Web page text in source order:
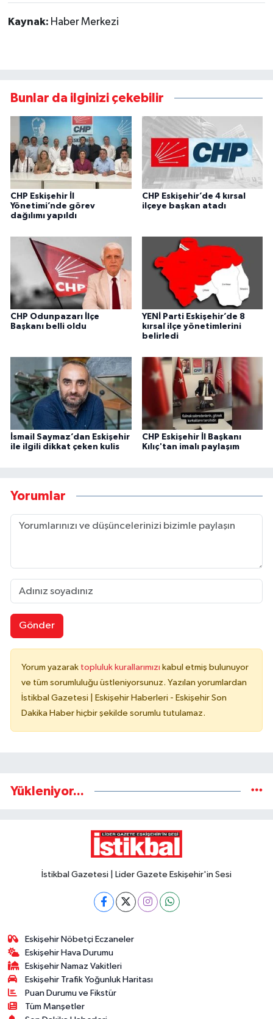
Kaynak: Haber Merkezi
Bunlar da ilginizi çekebilir
CHP Eskişehir İl
Yönetimi’nde görev
dağılımı yapıldı
CHP Eskişehir’de 4 kırsal
ilçeye başkan atadı
CHP Odunpazarı İlçe
Başkanı belli oldu
YENİ Parti Eskişehir’de 8
kırsal ilçe yönetimlerini
belirledi
İsmail Saymaz’dan Eskişehir
ile ilgili dikkat çeken kulis
CHP Eskişehir İl Başkanı
Kılıç'tan imalı paylaşım
Yorumlar
Gönder
Yorum yazarak topluluk kurallarımızı kabul etmiş bulunuyor
ve tüm sorumluluğu üstleniyorsunuz. Yazılan yorumlardan
İstikbal Gazetesi | Eskişehir Haberleri - Eskişehir Son
Dakika Haber hiçbir şekilde sorumlu tutulamaz.
Yükleniyor...
İstikbal Gazetesi | Lider Gazete Eskişehir'in Sesi
Eskişehir Nöbetçi Eczaneler
Eskişehir Hava Durumu
Eskişehir Namaz Vakitleri
Eskişehir Trafik Yoğunluk Haritası
Puan Durumu ve Fikstür
Tüm Manşetler